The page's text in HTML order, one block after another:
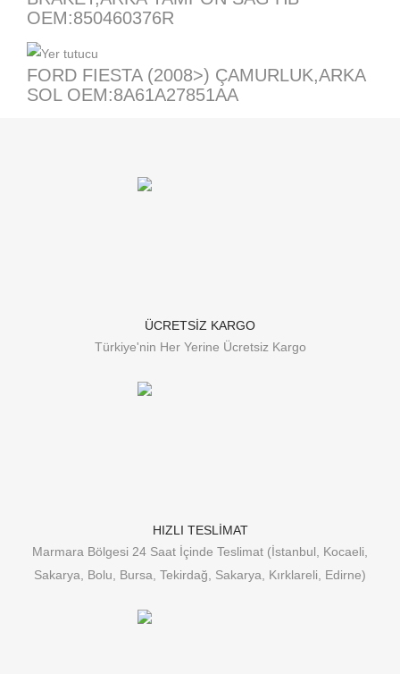
OEM:850460376R
FORD FIESTA (2008>) ÇAMURLUK,ARKA
SOL OEM:8A61A27851AA
ÜCRETSİZ KARGO
Türkiye'nin Her Yerine Ücretsiz Kargo
HIZLI TESLİMAT
Marmara Bölgesi 24 Saat İçinde Teslimat (İstanbul, Kocaeli,
Sakarya, Bolu, Bursa, Tekirdağ, Sakarya, Kırklareli, Edirne)